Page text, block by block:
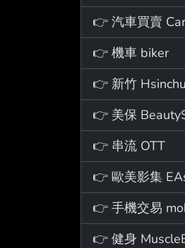
👉 汽車買賣
👉 機車 biker
👉 新竹 Hsinchu
👉 美保
👉 串流 OTT
👉 歐美影集
👉 手機交易
👉 健身